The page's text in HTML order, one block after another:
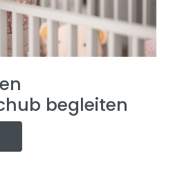
begleiten